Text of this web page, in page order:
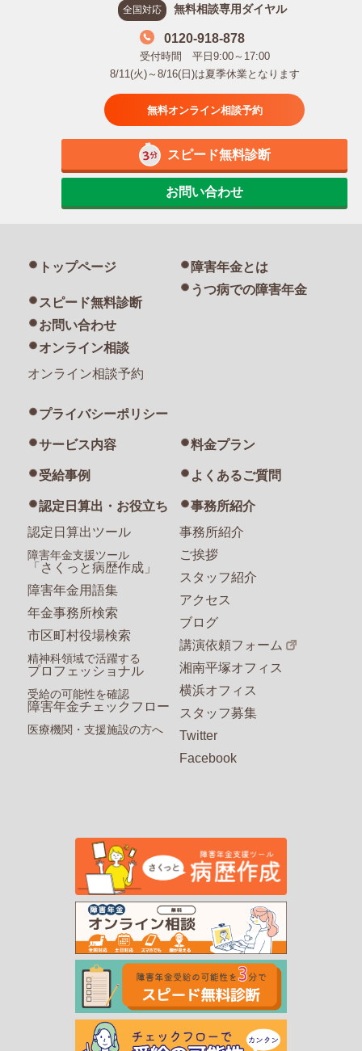
全国対応 無料相談専用ダイヤル
0120-918-878
受付時間 平日9:00～17:00
8/11(火)～8/16(日)は夏季休業となります
無料オンライン相談予約
スピード無料診断
お問い合わせ
トップページ
スピード無料診断
お問い合わせ
オンライン相談
オンライン相談予約
プライバシーポリシー
障害年金とは
うつ病での障害年金
サービス内容 料金プラン
受給事例 よくあるご質問
認定日算出・お役立ち
認定日算出ツール
障害年金支援ツール
「さくっと病歴作成」
障害年金用語集
年金事務所検索
市区町村役場検索
精神科領域で活躍する
プロフェッショナル
受給の可能性を確認
障害年金チェックフロー
医療機関・支援施設の方へ
事務所紹介
事務所紹介
ご挨拶
スタッフ紹介
アクセス
ブログ
講演依頼フォーム
湘南平塚オフィス
横浜オフィス
スタッフ募集
Twitter
Facebook